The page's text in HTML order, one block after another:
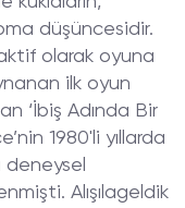
düşüncesidir.
olarak oyuna
ilk oyun
‘İbiş Adında Bir
1980'li yıllarda
deneysel
Alışılageldik